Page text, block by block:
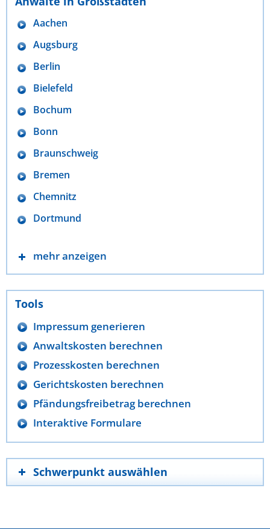
Aachen
Augsburg
Berlin
Bielefeld
Bochum
Bonn
Braunschweig
Bremen
Chemnitz
Dortmund
mehr anzeigen
Tools
Impressum generieren
Anwaltskosten berechnen
Prozesskosten berechnen
Gerichtskosten berechnen
Pfändungsfreibetrag berechnen
Interaktive Formulare
Schwerpunkt auswählen